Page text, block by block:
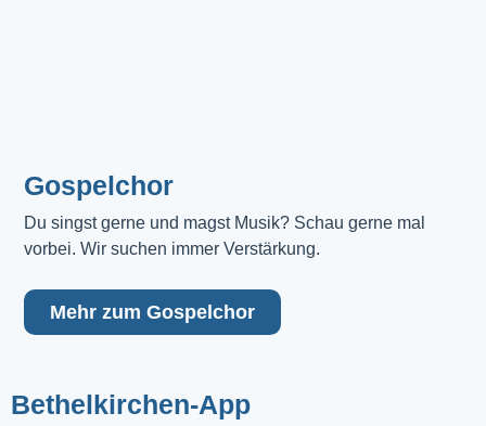
Gospelchor
Du singst gerne und magst Musik? Schau gerne mal
vorbei. Wir suchen immer Verstärkung.
Mehr zum Gospelchor
Bethelkirchen-App